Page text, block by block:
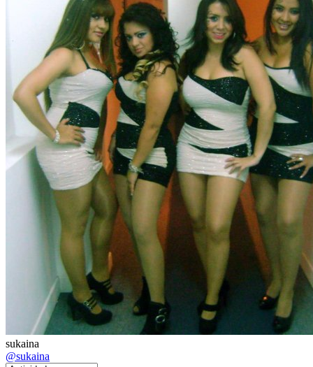
sukaina
@sukaina